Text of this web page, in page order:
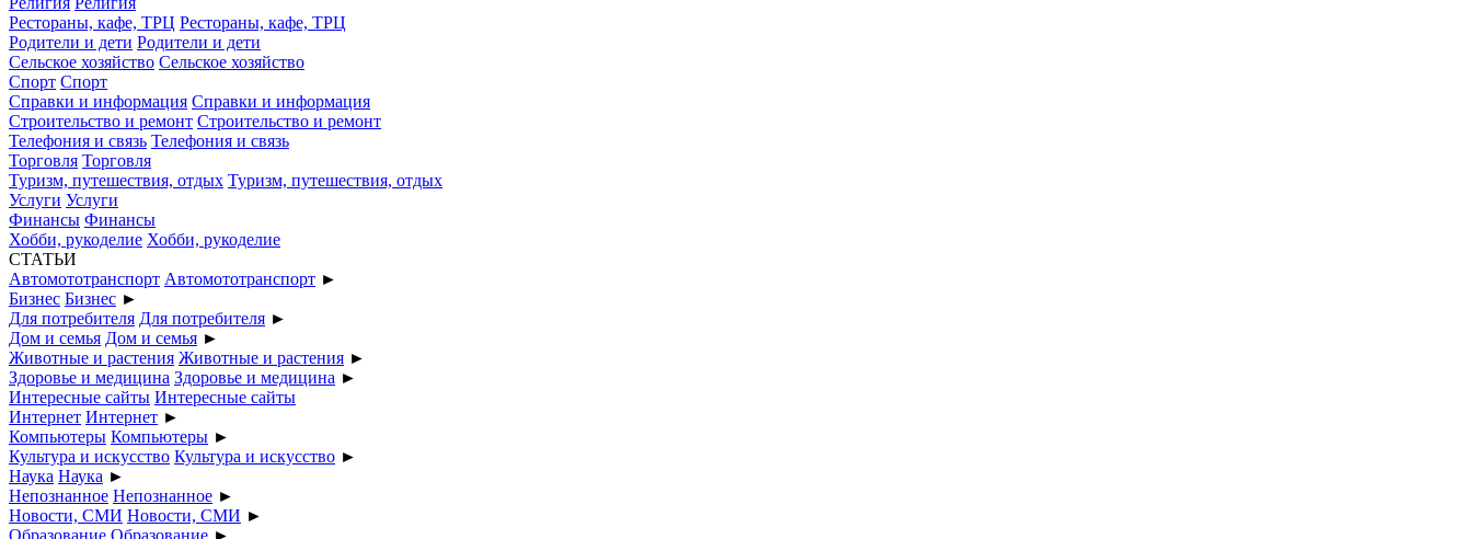
Рестораны, кафе, ТРЦ Рестораны, кафе, ТРЦ
Родители и дети Родители и дети
Сельское хозяйство Сельское хозяйство
Спорт Спорт
Справки и информация Справки и информация
Строительство и ремонт Строительство и ремонт
Телефония и связь Телефония и связь
Торговля Торговля
Туризм, путешествия, отдых Туризм, путешествия, отдых
Услуги Услуги
Финансы Финансы
Хобби, рукоделие Хобби, рукоделие
СТАТЬИ
Автомототранспорт Автомототранспорт ►
Бизнес Бизнес ►
Для потребителя Для потребителя ►
Дом и семья Дом и семья ►
Животные и растения Животные и растения ►
Здоровье и медицина Здоровье и медицина ►
Интересные сайты Интересные сайты
Интернет Интернет ►
Компьютеры Компьютеры ►
Культура и искусство Культура и искусство ►
Наука Наука ►
Непознанное Непознанное ►
Новости, СМИ Новости, СМИ ►
Образование Образование ►